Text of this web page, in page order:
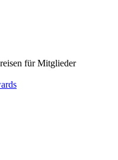
für Mitglieder